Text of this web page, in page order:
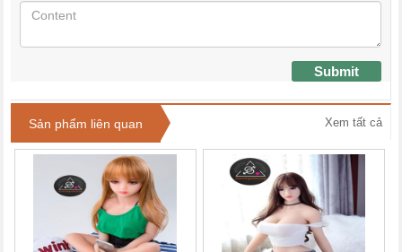
Submit
Sản phẩm liên quan Xem tất cả